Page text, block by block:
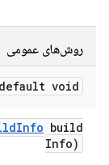
روش‌های عمومی
default void
Info build
Info)